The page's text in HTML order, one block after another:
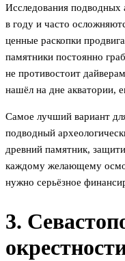
Исследования подводных
в году и часто
ценные раскопки
памятники постоянно
не противостоит
нашёл на дне акватории,
Самое лучший вариант
подводный
древний памятник,
каждому желающему
нужно серьёзное
3.